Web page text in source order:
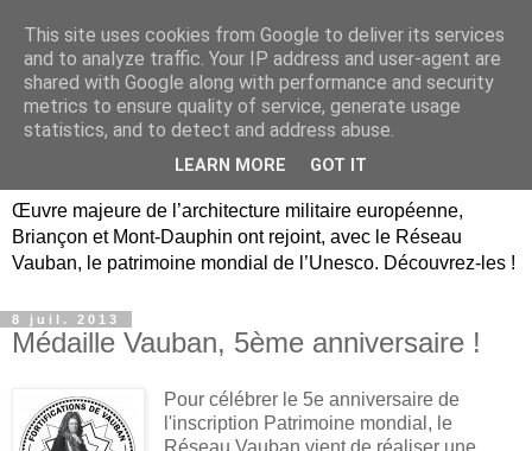
Briançon, Mont-Dauphin,
Vauban Unesco Hautes-
Œuvre majeure de l’architecture militaire européenne,
Briançon et Mont-Dauphin ont rejoint, avec le Réseau
Vauban, le patrimoine mondial de l’Unesco. Découvrez-les !
8 juil. 2013
Médaille Vauban, 5ème anniversaire !
Pour célébrer le 5e anniversaire de
l'inscription Patrimoine mondial, le
Réseau Vauban vient de réaliser une
This site uses cookies from Google to deliver its services
and to analyze traffic. Your IP address and user-agent are
shared with Google along with performance and security
metrics to ensure quality of service, generate usage
statistics, and to detect and address abuse.
LEARN MORE GOT IT